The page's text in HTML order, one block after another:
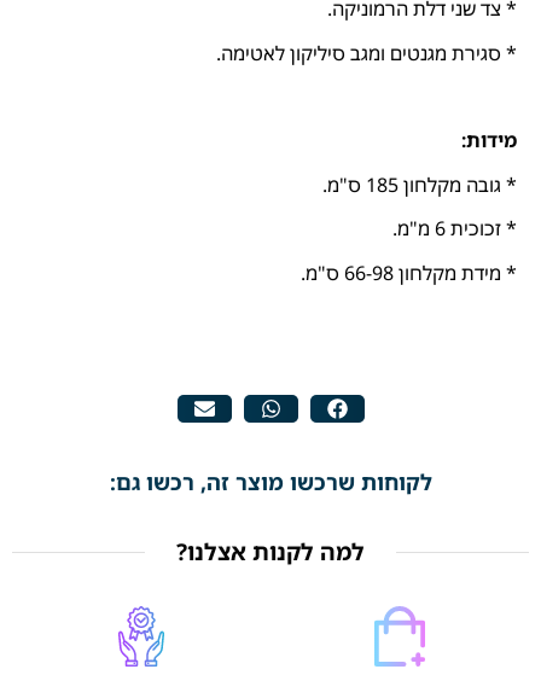
* צד שני דלת הרמוניקה.
* סגירת מגנטים ומגב סיליקון לאטימה.
מידות:
* גובה מקלחון 185 ס"מ.
* זכוכית 6 מ"מ.
* מידת מקלחון 66-98 ס"מ.
לקוחות שרכשו מוצר זה, רכשו גם:
למה לקנות אצלנו?